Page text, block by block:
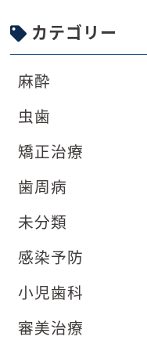
カテゴリー
麻酔
虫歯
矯正治療
歯周病
未分類
感染予防
小児歯科
審美治療